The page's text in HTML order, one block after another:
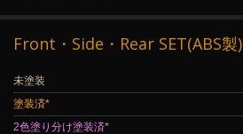
Front・Side・Rear SET(ABS製)
未塗装
塗装済*
2色塗り分け塗装済*